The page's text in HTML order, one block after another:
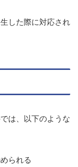
した際に対応され
は、以下のような
られる